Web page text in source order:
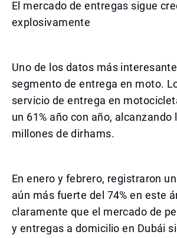
El mercado de entregas sigue
explosivamente
Uno de los datos más
segmento de entrega en moto.
servicio de entrega en
un 61% año con año, alcanzando
millones de dirhams.
En enero y febrero, registraron
aún más fuerte del 74% en este
claramente que el mercado de
y entregas a domicilio en Dubái